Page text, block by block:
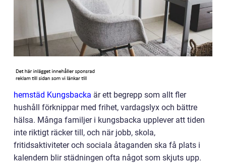
hemstäd Kungsbacka är ett begrepp som allt fler
hushåll förknippar med frihet, vardagslyx och bättre
hälsa. Många familjer i kungsbacka upplever att tiden
inte riktigt räcker till, och när jobb, skola,
fritidsaktiviteter och sociala åtaganden ska få plats i
kalendern blir städningen ofta något som skjuts upp.